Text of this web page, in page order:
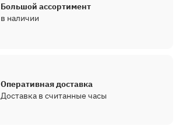
Большой ассортимент
в наличии
Оперативная доставка
Доставка в считанные часы